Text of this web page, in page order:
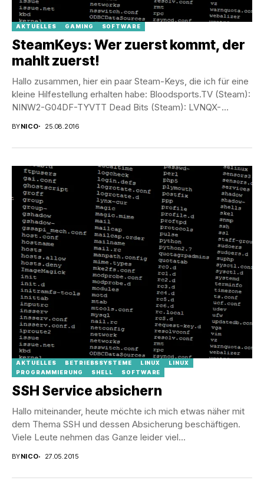
AKTUELLES GAMING SOFTWARE
SteamKeys: Wer zuerst kommt, der
mahlt zuerst!
Hallo zusammen, hier ein paar Steam-Keys, die ich für eine
kleine Hilfestellung erhalten habe: Bloodsports.TV (Steam):
NINW2-G04DF-TYVTT Dead Bits (Steam): LVNQX-
BYNICO 25.08.2016
AKTUELLES BETRIEBSSYSTEME LINUX
LINUX
PROGRAMMIERUNG
SHELL SOFTWARE
SSH Service absichern
Hallo miteinander, heute möchte ich mich etwas näher mit
dem Thema SSH und dessen Absicherung beschäftigen.
Viele Leute nehmen das Ganze leider viel...
BYNICO 27.05.2015